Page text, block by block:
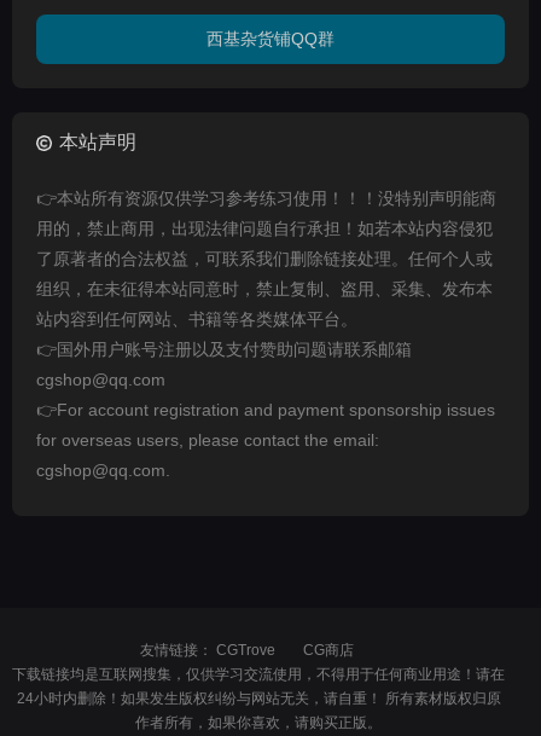
西基杂货铺QQ群
本站声明
👉本站所有资源仅供学习参考练习使用！！！没特别声明能商
用的，禁止商用，出现法律问题自行承担！如若本站内容侵犯
了原著者的合法权益，可联系我们删除链接处理。任何个人或
组织，在未征得本站同意时，禁止复制、盗用、采集、发布本
站内容到任何网站、书籍等各类媒体平台。
👉国外用户账号注册以及支付赞助问题请联系邮箱
cgshop@qq.com
👉For account registration and payment sponsorship issues
for overseas users, please contact the email:
cgshop@qq.com.
友情链接： CGTrove
CG商店
下载链接均是互联网搜集，仅供学习交流使用，不得用于任何商业用途！请在
24小时内删除！如果发生版权纠纷与网站无关，请自重！ 所有素材版权归原
作者所有，如果你喜欢，请购买正版。